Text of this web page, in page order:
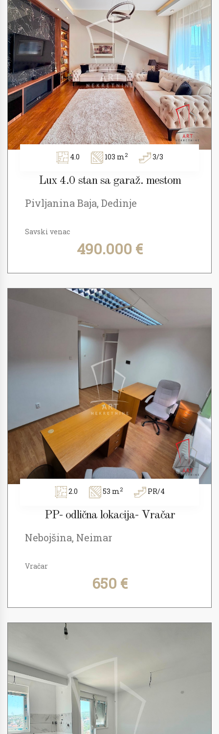
4.0 103 m2 3/3
Lux 4.0 stan sa garaž. mestom
Pivljanina Baja, Dedinje
Savski venac
490.000 €
2.0 53 m2 PR/4
PP- odlična lokacija- Vračar
Nebojšina, Neimar
Vračar
650 €